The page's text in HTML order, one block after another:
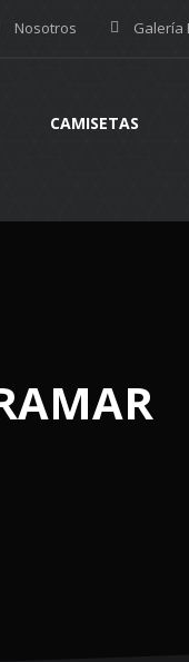
Nosotros Galería
CAMISETAS